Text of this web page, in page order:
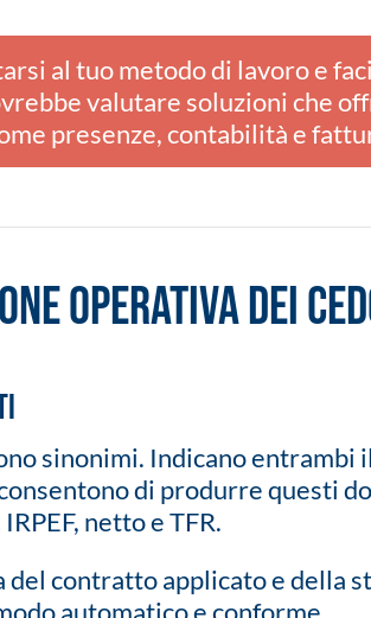
al tuo metodo di lavoro e
valutare soluzioni che
presenze, contabilità e
operativa dei
sinonimi. Indicano entrambi
di produrre questi
netto e TFR.
del contratto applicato e della
automatico e conforme.